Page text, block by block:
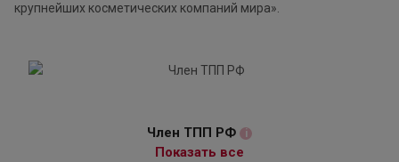
крупнейших косметических компаний мира».
Член ТПП РФ i
Показать все